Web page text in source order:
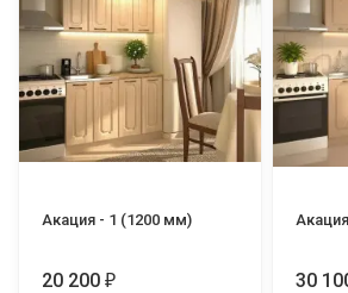
Акация - 1 (1200 мм)
20 200₽ 30